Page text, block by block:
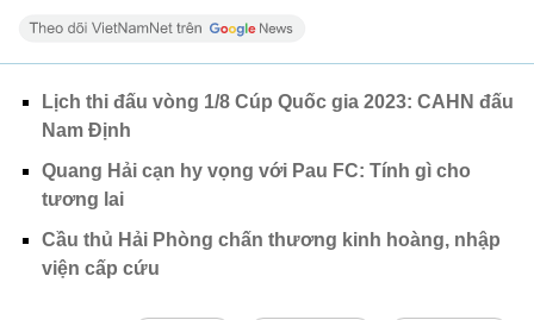
Lịch thi đấu vòng 1/8 Cúp Quốc gia 2023: CAHN đấu
Nam Định
Quang Hải cạn hy vọng với Pau FC: Tính gì cho
tương lai
Cầu thủ Hải Phòng chấn thương kinh hoàng, nhập
viện cấp cứu